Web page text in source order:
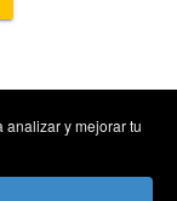
analizar y mejorar tu